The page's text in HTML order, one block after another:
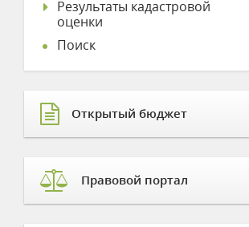
Результаты кадастровой
оценки
Поиск
Открытый бюджет
Правовой портал